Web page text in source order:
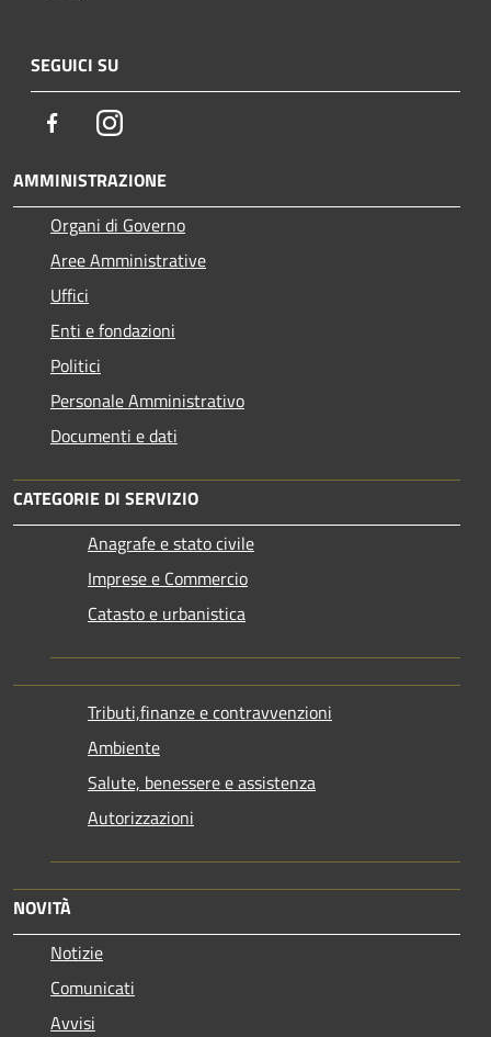
SEGUICI SU
FacebookInstagram
AMMINISTRAZIONE
Organi di Governo
Aree Amministrative
Uffici
Enti e fondazioni
Politici
Personale Amministrativo
Documenti e dati
CATEGORIE DI SERVIZIO
Anagrafe e stato civile
Imprese e Commercio
Catasto e urbanistica
Tributi,finanze e contravvenzioni
Ambiente
Salute, benessere e assistenza
Autorizzazioni
NOVITÀ
Notizie
Comunicati
Avvisi